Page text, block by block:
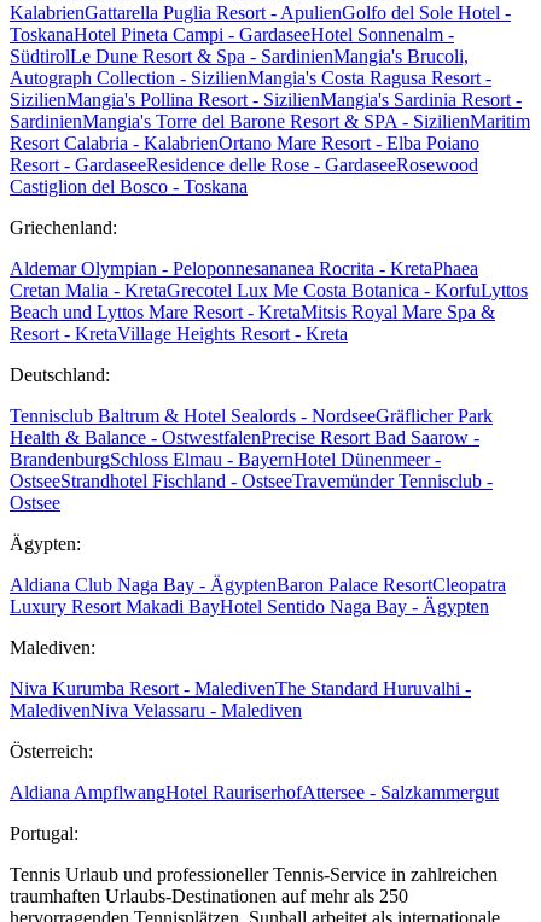
KalabrienGattarella Puglia Resort - ApulienGolfo del Sole Hotel -
ToskanaHotel Pineta Campi - GardaseeHotel Sonnenalm -
SüdtirolLe Dune Resort & Spa - SardinienMangia's Brucoli,
Autograph Collection - SizilienMangia's Costa Ragusa Resort -
SizilienMangia's Pollina Resort - SizilienMangia's Sardinia Resort -
SardinienMangia's Torre del Barone Resort & SPA - SizilienMaritim
Resort Calabria - KalabrienOrtano Mare Resort - Elba Poiano
Resort - GardaseeResidence delle Rose - GardaseeRosewood
Castiglion del Bosco - Toskana
Griechenland:
Aldemar Olympian - Peloponnesananea Rocrita - KretaPhaea
Cretan Malia - KretaGrecotel Lux Me Costa Botanica - KorfuLyttos
Beach und Lyttos Mare Resort - KretaMitsis Royal Mare Spa &
Resort - KretaVillage Heights Resort - Kreta
Deutschland:
Tennisclub Baltrum & Hotel Sealords - NordseeGräflicher Park
Health & Balance - OstwestfalenPrecise Resort Bad Saarow -
BrandenburgSchloss Elmau - BayernHotel Dünenmeer -
OstseeStrandhotel Fischland - OstseeTravemünder Tennisclub -
Ostsee
Ägypten:
Aldiana Club Naga Bay - ÄgyptenBaron Palace ResortCleopatra
Luxury Resort Makadi BayHotel Sentido Naga Bay - Ägypten
Malediven:
Niva Kurumba Resort - MaledivenThe Standard Huruvalhi -
MaledivenNiva Velassaru - Malediven
Österreich:
Aldiana AmpflwangHotel RauriserhofAttersee - Salzkammergut
Portugal:
Tennis Urlaub und professioneller Tennis-Service in zahlreichen
traumhaften Urlaubs-Destinationen auf mehr als 250